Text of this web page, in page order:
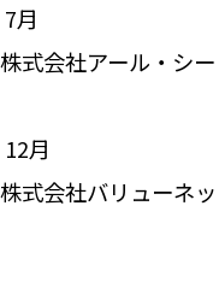
―― 7月
株式会社アール・シ
―― 12月
株式会社バリューネ